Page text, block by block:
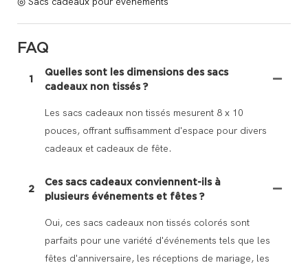
FAQ
1
Quelles sont les dimensions des sacs
cadeaux non tissés ?
Les sacs cadeaux non tissés mesurent 8 x 10
pouces, offrant suffisamment d'espace pour divers
cadeaux et cadeaux de fête.
2
Ces sacs cadeaux conviennent-ils à
plusieurs événements et fêtes ?
Oui, ces sacs cadeaux non tissés colorés sont
parfaits pour une variété d'événements tels que les
fêtes d'anniversaire, les réceptions de mariage, les